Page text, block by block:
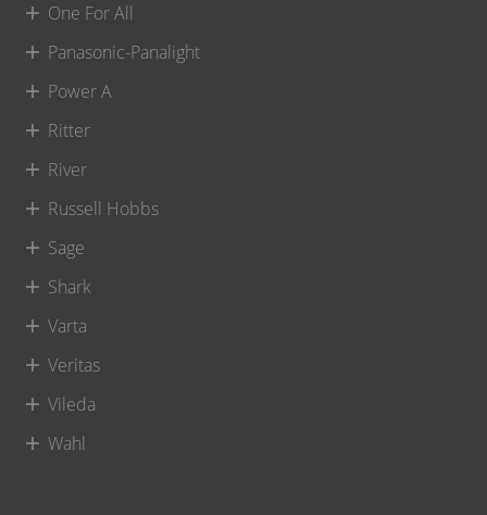
One For All
Panasonic-Panalight
Power A
Ritter
River
Russell Hobbs
Sage
Shark
Varta
Veritas
Vileda
Wahl